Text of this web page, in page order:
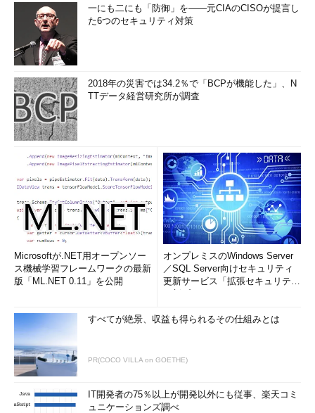
一にも二にも「防御」を――元CIAのCISOが提言し
た6つのセキュリティ対策
2018年の災害では34.2％で「BCPが機能した」、N
TTデータ経営研究所が調査
Microsoftが.NET用オープンソー
ス機械学習フレームワークの最新
版「ML.NET 0.11」を公開
オンプレミスのWindows Server
／SQL Server向けセキュリティ
更新サービス「拡張セキュリティ
すべてが絶景、収益も得られるその仕組みとは
PR(COCO VILLA on GOETHE)
IT開発者の75％以上が開発以外にも従事、楽天コミ
ュニケーションズ調べ